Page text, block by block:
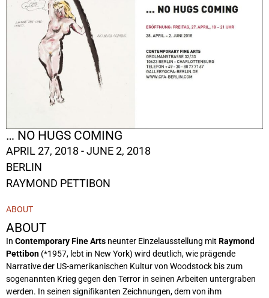
… NO HUGS COMING
APRIL 27, 2018 - JUNE 2, 2018
BERLIN
RAYMOND PETTIBON
ABOUT
ABOUT
In Contemporary Fine Arts neunter Einzelausstellung mit Raymond
Pettibon (*1957, lebt in New York) wird deutlich, wie prägende
Narrative der US-amerikanischen Kultur von Woodstock bis zum
sogenannten Krieg gegen den Terror in seinen Arbeiten untergraben
werden. In seinen signifikanten Zeichnungen, dem von ihm